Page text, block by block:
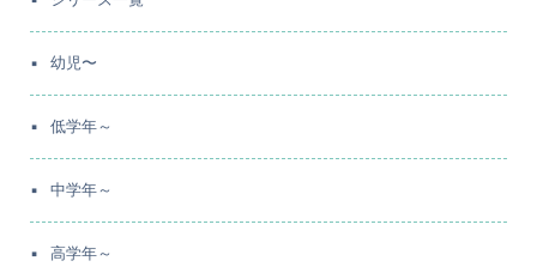
幼児〜
低学年～
中学年～
高学年～